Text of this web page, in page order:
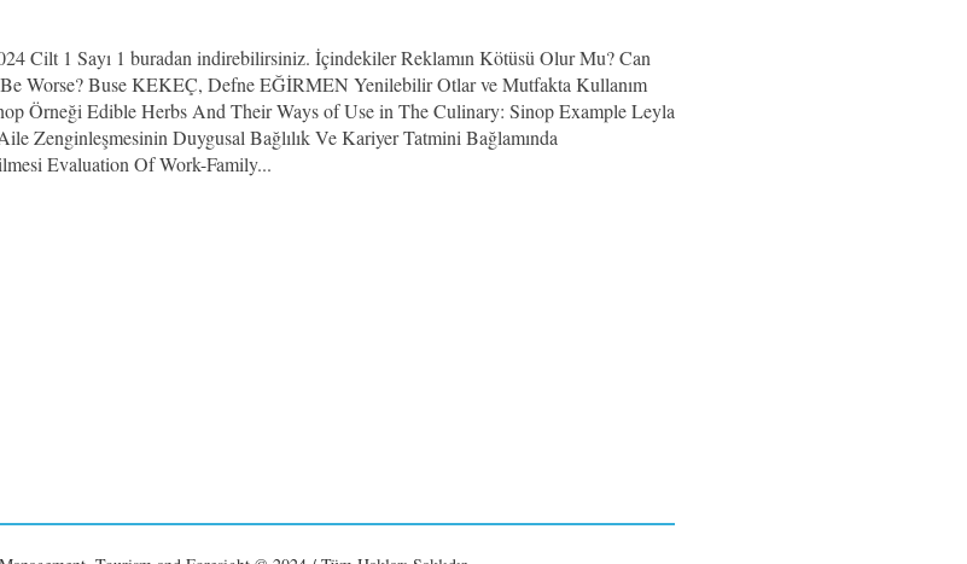
Cilt 1 Sayı 1 buradan indirebilirsiniz. İçindekiler Reklamın Kötüsü Olur Mu? Can
Worse? Buse KEKEÇ, Defne EĞİRMEN Yenilebilir Otlar ve Mutfakta Kullanım
Örneği Edible Herbs And Their Ways of Use in The Culinary: Sinop Example Leyla
Zenginleşmesinin Duygusal Bağlılık Ve Kariyer Tatmini Bağlamında
Evaluation Of Work-Family...